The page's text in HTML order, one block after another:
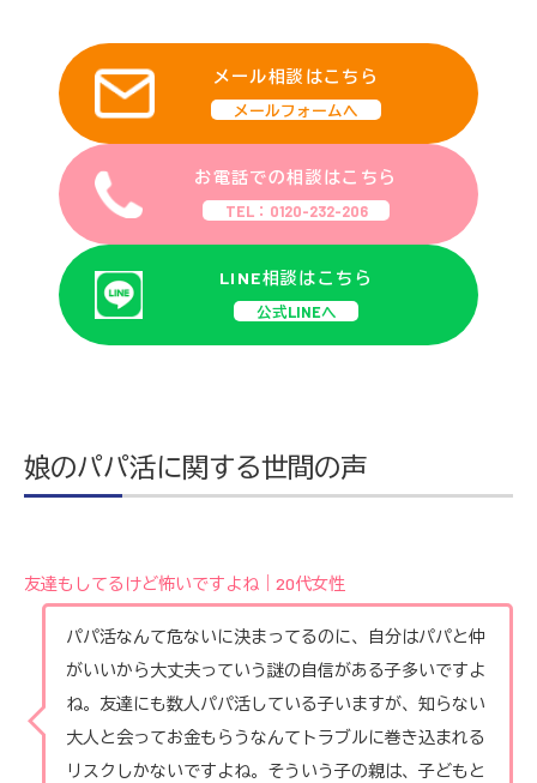
メール相談はこちら
メールフォームへ
お電話での相談はこちら
TEL：0120-232-206
LINE相談はこちら
公式LINEへ
娘のパパ活に関する世間の声
友達もしてるけど怖いですよね｜20代女性
パパ活なんて危ないに決まってるのに、自分はパパと仲
がいいから大丈夫っていう謎の自信がある子多いですよ
ね。友達にも数人パパ活している子いますが、知らない
大人と会ってお金もらうなんてトラブルに巻き込まれる
リスクしかないですよね。そういう子の親は、子どもと